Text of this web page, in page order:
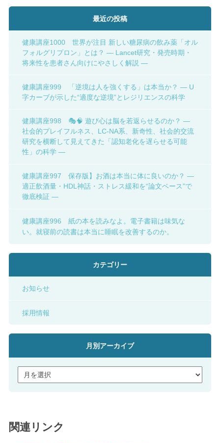
最近の投稿
健康講座1000 世界が注目 新しい糖尿病の飲み薬「オル
フォルグリプロン」とは？ ― Lancet研究・発売時期・
将来性を患者さん向けにやさしく解説 ―
健康講座999 「逆境は人を強くする」は本当か？ ― U
字カーブが示した“適度な逆境”とレジリエンスの科学
健康講座998 🎭🧠 遊び心は脳を若返らせるのか？ ―
社会的プレイフルネス、LC-NA系、新奇性、社会的交流
研究を横断して見えてきた「認知老化を遅らせる可能
性」の科学 ―
健康講座997 保存版】お酒は本当に体に良いのか？ ―
適正飲酒量・HDL神話・ストレス緩和を“論文ベース”で
徹底検証 ―
健康講座996 紙の本を読みなよ。電子書籍は味気な
い。就寝前の読書は本当に睡眠を改善するのか。
カテゴリー
お知らせ
採用情報
月別アーカイブ
関連リンク